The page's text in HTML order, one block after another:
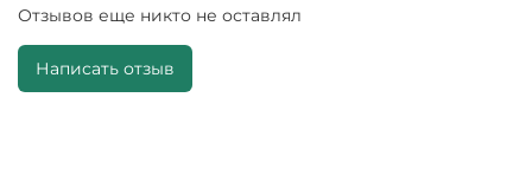
Отзывов еще никто не оставлял
Написать отзыв